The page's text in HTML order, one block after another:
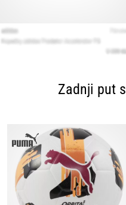
Zadnji put